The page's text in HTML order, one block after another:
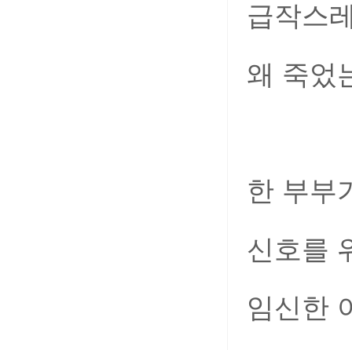
급작스
왜 죽었
한 부부
신호를
임신한